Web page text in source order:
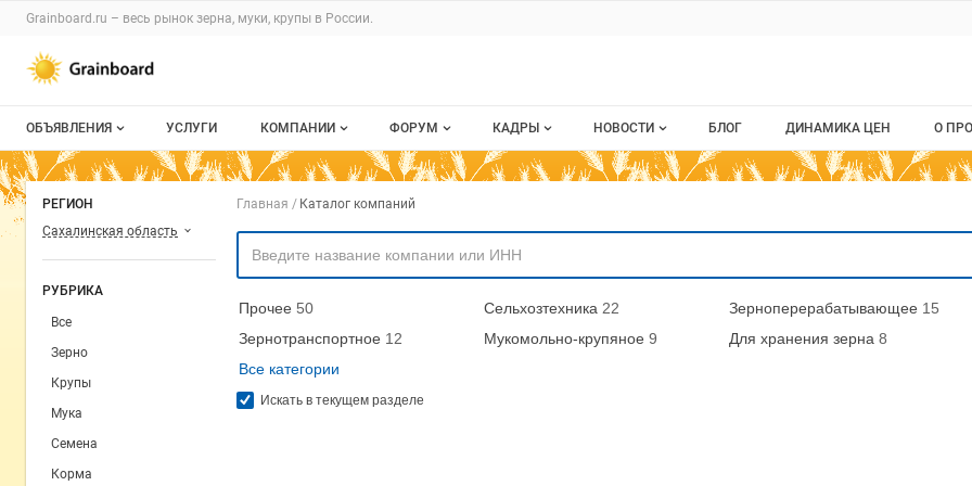
Раздел навигации по сайту grainboard.ru
Grainboard.ru – весь рынок зерна, муки, крупы в России.
Авторизация и меню пользователя
Навигация по разделам сайта grainboard.ru
ОБЪЯВЛЕНИЯ
Все объявления
Мои объявления
УСЛУГИ КОМПАНИИ
О каталоге компаний
Моя компания
Платное размещение
ФОРУМ
Все темы
КАДРЫ
Все вакансии
НОВОСТИ
Новости рынка
БЛОГ ДИНАМИКА ЦЕН О
О
РЕГИОН
Сахалинская область
РУБРИКА
Все
Зерно
Крупы
Мука
Семена
Корма
Навигация по компаниям
Главная Каталог компаний
Прочее 50 Сельхозтехника 22 Зерноперерабатывающее 15
Зернотранспортное 12 Мукомольно-крупяное 9 Для хранения зерна 8
Все категории
Искать в текущем разделе